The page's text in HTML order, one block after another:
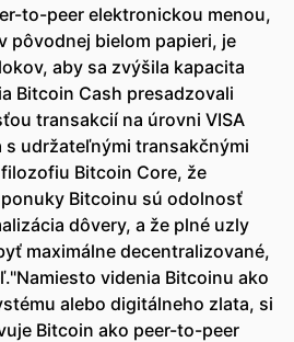
to-peer elektronickou menou,
pôvodnej bielom papieri, je
aby sa zvýšila kapacita
Bitcoin Cash presadzovali
transakcií na úrovni VISA
s udržateľnými transakčnými
Bitcoin Core, že
Bitcoinu sú odolnosť
dôvery, a že plné uzly
maximálne decentralizované,
videnia Bitcoinu ako
alebo digitálneho zlata, si
Bitcoin ako peer-to-peer